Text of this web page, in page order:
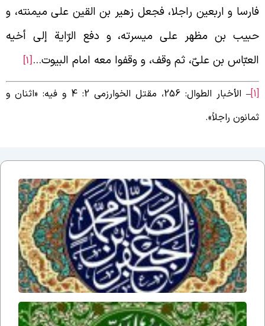
و اربعين راجلا، فجعل زهير بن القين على ميمنته، و
بن مظهر على ميسرته، و دفع الرّاية إلى أخيه
بن علىّ، ثم وقف، و وقفوا معه امام البيوت…[1]
– الأخبار الطوال: 256، مقتل الخوارزمی 2: 4 و فیه: «اثنان و
راجلاً».
اَلسَلامُ
عَلَیکَ
اَبا
عَبدِاللّهِ
یا
جَعفَرَ
بنَ
مُحَمَّدٍ
السلام
علیک